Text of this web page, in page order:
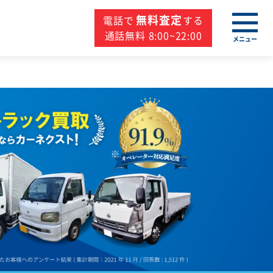
電話で 無料査定する
通話無料 8:00~22:00
メニュー